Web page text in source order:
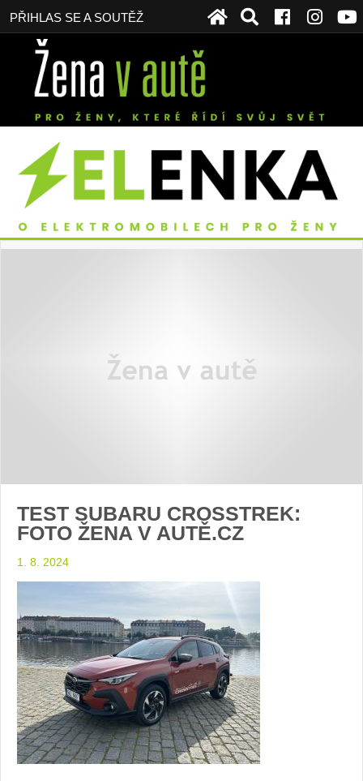
PŘIHLAS SE A SOUTĚŽ
TEST SUBARU CROSSTREK:
FOTO ŽENA V AUTĚ.CZ
1. 8. 2024